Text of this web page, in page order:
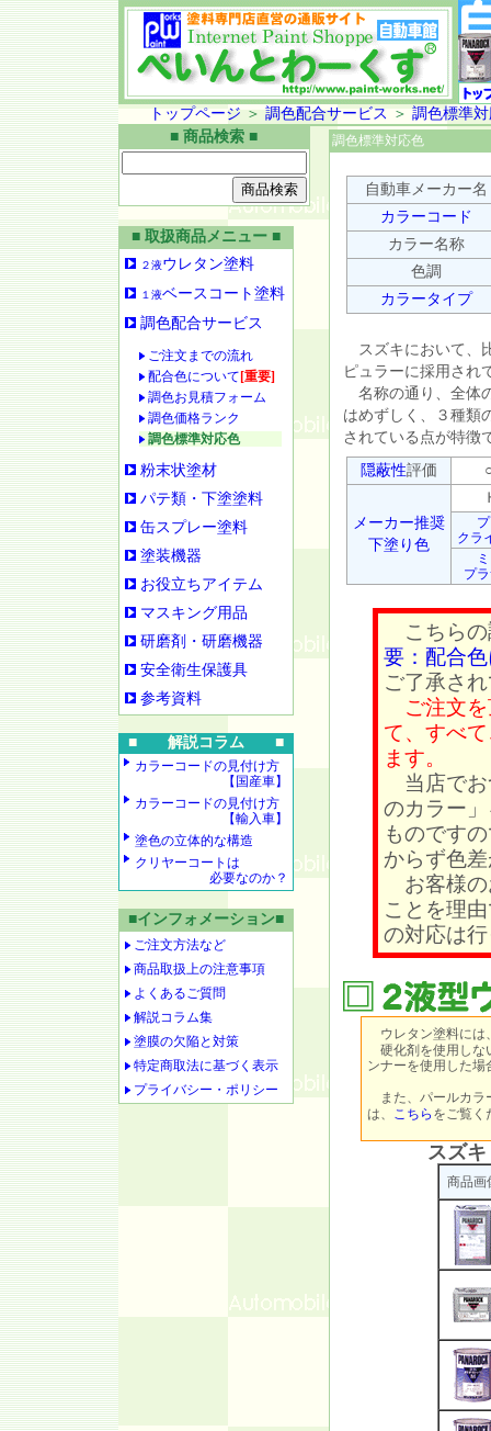
トップページ ＞ 調色配合サービス ＞ 調色標準
■ 商品検索 ■
■ 取扱商品メニュー ■
２液ウレタン塗料
１液ベースコート塗料
調色配合サービス
ご注文までの流れ
配合色について [重要]
調色お見積フォーム
調色価格ランク
調色標準対応色
粉末状塗材
パテ類・下塗塗料
缶スプレー塗料
塗装機器
お役立ちアイテム
マスキング用品
研磨剤・研磨機器
安全衛生保護具
参考資料
■ 解説コラム ■
カラーコードの見付け方
【国産車】
カラーコードの見付け方
【輸入車】
塗色の立体的な構造
クリヤーコートは
必要なのか？
■インフォメーション■
ご注文方法など
商品取扱上の注意事項
よくあるご質問
解説コラム集
塗膜の欠陥と対策
特定商取法に基づく表示
プライバシー・ポリシー
調色標準対応色
自動車メーカー名
カラーコード
カラー名称
色調
カラータイプ
スズキにおいて、
ピュラーに採用され
名称の通り、全体
はめずしく、３種類
されている点が特徴
隠蔽性評価 ○
メーカー推奨
下塗り色
Ｈ
クラ
プ
こちらの
要：配合
ご了承さ
ご注文
て、すべ
ます。
当店でお
のカラー
ものです
からず色
お客様の
ことを理
の対応は
ウレタン塗料には
硬化剤を使用しな
ンナーを使用した
また、パールカラ
は、 こちら をご覧く
スズ
商品画